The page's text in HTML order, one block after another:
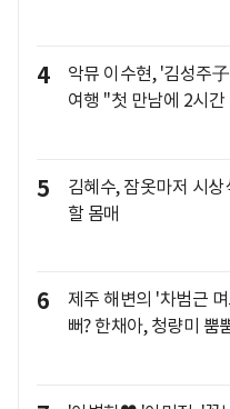
4
악뮤 이수현, '김성주
여행 "첫 만남에 2시
5
김혜수, 잠옷마저 시
할 몸매
6
제주 해변의 '차범근
뻐? 한채아, 청량미 뿜